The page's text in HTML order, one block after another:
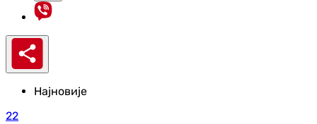
Најновије
22